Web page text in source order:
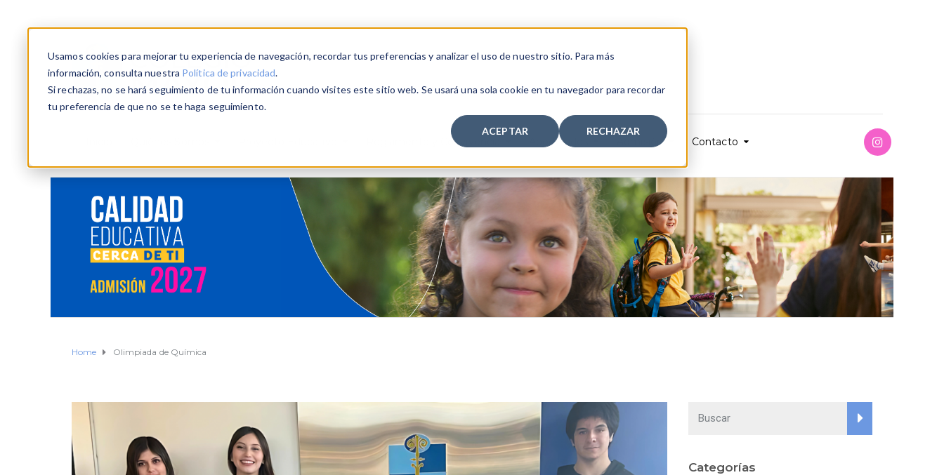
Usamos cookies para mejorar tu experiencia de navegación, recordar tus preferencias y analizar el uso de nuestro sitio. Para más
información, consulta nuestra Política de privacidad.
Si rechazas, no se hará seguimiento de tu información cuando visites este sitio web. Se usará una sola cookie en tu navegador para recordar
tu preferencia de que no se te haga seguimiento.
ACEPTAR RECHAZAR
Reglamento y Convivencia Apoderados Admisión Contacto
Home Olimpiada de Química
Categorías